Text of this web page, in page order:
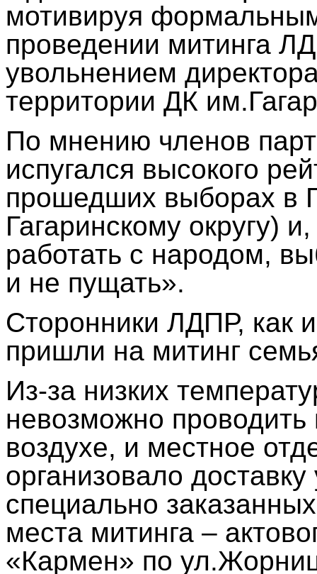
мотивируя
проведении митинга
увольнением
территории ДК
По мнению членов
испугался высокого
прошедших выборах в
Гагаринскому округу)
работать с народом,
и не пущать».
Сторонники ЛДПР, как
пришли на митинг
Из-за низких
невозможно проводить
воздухе, и местное
организовало
специально
места митинга –
«Кармен» по